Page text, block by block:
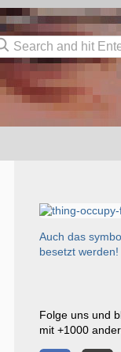
Auch das
besetzt werden!
Folge uns und
mit +1000